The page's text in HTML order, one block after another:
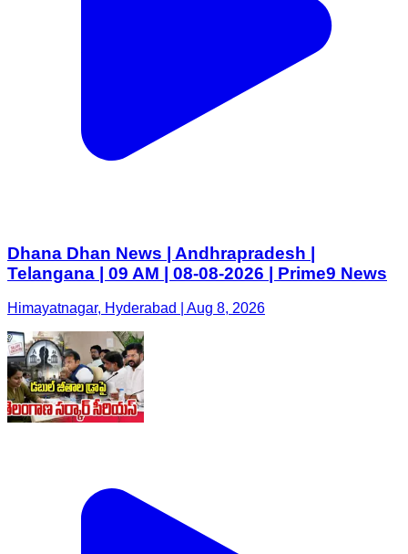
Dhana Dhan News | Andhrapradesh |
Telangana | 09 AM | 08-08-2026 | Prime9 News
Himayatnagar, Hyderabad | Aug 8, 2026